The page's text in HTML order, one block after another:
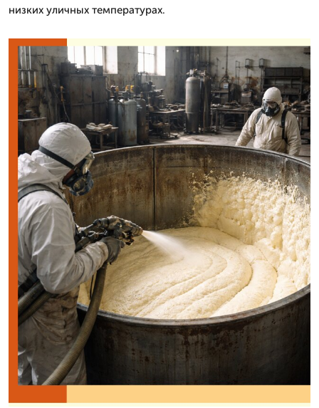
низких уличных температурах.